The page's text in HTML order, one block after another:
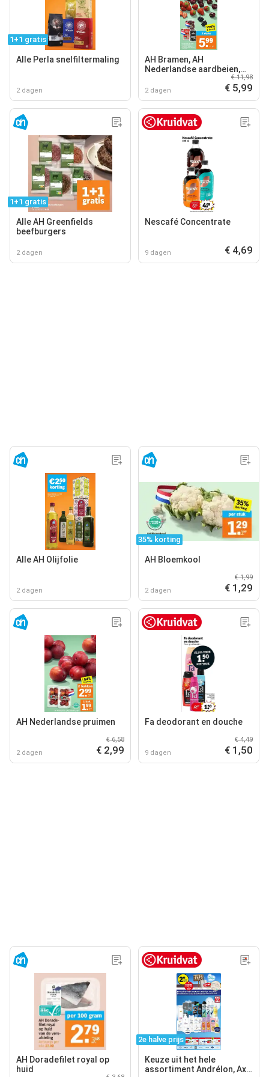
1+1 gratis
Alle Perla snelfiltermaling
2 dagen
AH Bramen, AH
Nederlandse aardbeien,
AH Nederlandse kersen
2 dagen
€ 11,98
€ 5,99
1+1 gratis
Alle AH Greenfields
beefburgers
2 dagen
Nescafé Concentrate
9 dagen € 4,69
Alle AH Olijfolie
2 dagen
35% korting
AH Bloemkool
2 dagen
€ 1,99
€ 1,29
AH Nederlandse pruimen
2 dagen
€ 6,58
€ 2,99
Fa deodorant en douche
9 dagen
€ 4,49
€ 1,50
AH Doradefilet royal op
huid
2e halve prijs
Keuze uit het hele
assortiment Andrélon, Axe,